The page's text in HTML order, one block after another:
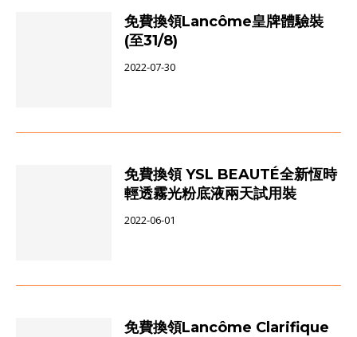
免費換領Lancôme皇牌體驗裝
(至31/8)
2022-07-30
免費換領 YSL BEAUTÉ全新恆時
輕透霧光粉底液兩天試用裝
2022-06-01
免費換領Lancôme Clarifique